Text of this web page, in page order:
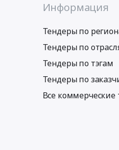
Информация
Тендеры по
Тендеры по
Тендеры по тэгам
Тендеры по
Все коммерческие